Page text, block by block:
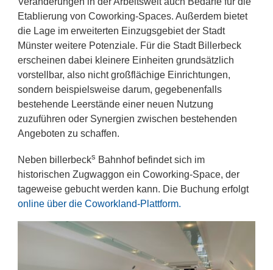
Etablierung von Coworking-Spaces. Außerdem bietet
die Lage im erweiterten Einzugsgebiet der Stadt
Münster weitere Potenziale. Für die Stadt Billerbeck
erscheinen dabei kleinere Einheiten grundsätzlich
vorstellbar, also nicht großflächige Einrichtungen,
sondern beispielsweise darum, gegebenenfalls
bestehende Leerstände einer neuen Nutzung
zuzuführen oder Synergien zwischen bestehenden
Angeboten zu schaffen.
Neben billerbecks Bahnhof befindet sich im
historischen Zugwaggon ein Coworking-Space, der
tageweise gebucht werden kann. Die Buchung erfolgt
online über die Coworkland-Plattform.